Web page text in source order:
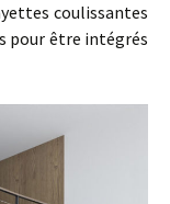
coulissantes
pour être intégrés